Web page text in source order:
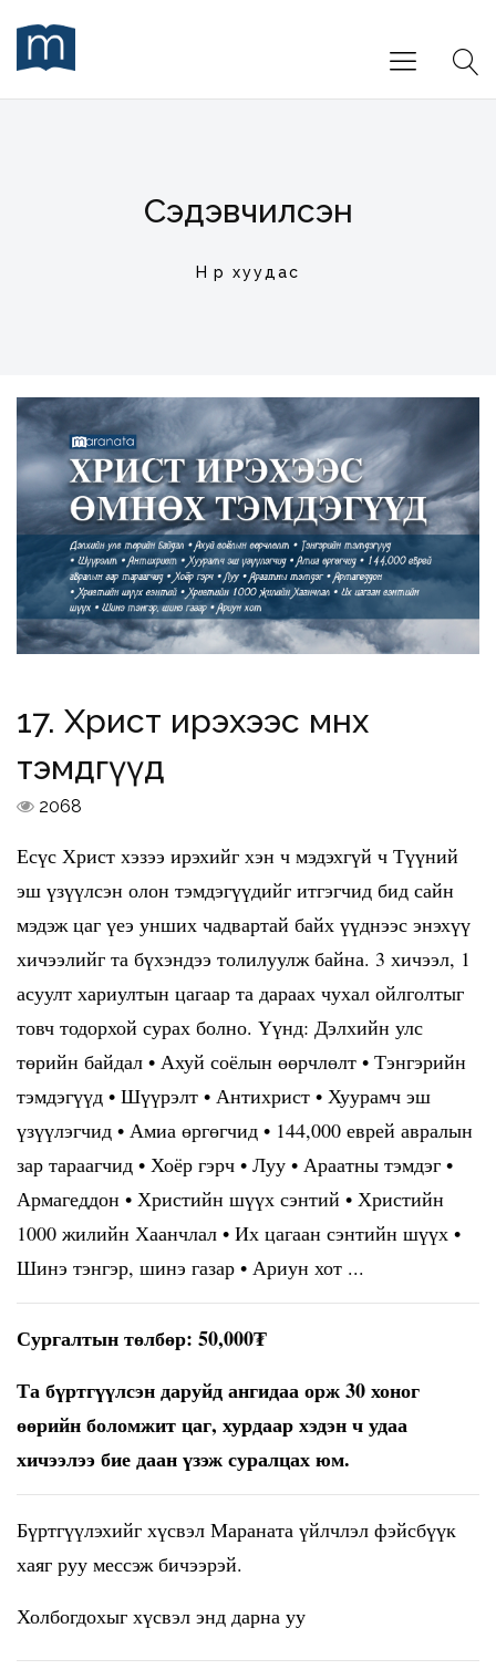
Сэдэвчилсэн
Нүүр хуудас
17. Христ ирэхээс өмнөх
тэмдгүүд
2068
Есүс Христ хэзээ ирэхийг хэн ч мэдэхгүй ч Түүний
эш үзүүлсэн олон тэмдэгүүдийг итгэгчид бид сайн
мэдэж цаг үеэ унших чадвартай байх үүднээс энэхүү
хичээлийг та бүхэндээ толилуулж байна. 3 хичээл, 1
асуулт хариултын цагаар та дараах чухал ойлголтыг
товч тодорхой сурах болно. Үүнд: Дэлхийн улс
төрийн байдал • Ахуй соёлын өөрчлөлт • Тэнгэрийн
тэмдэгүүд • Шүүрэлт • Антихрист • Хуурамч эш
үзүүлэгчид • Амиа өргөгчид • 144,000 еврей авралын
зар тараагчид • Хоёр гэрч • Луу • Араатны тэмдэг •
Армагеддон • Христийн шүүх сэнтий • Христийн
1000 жилийн Хаанчлал • Их цагаан сэнтийн шүүх •
Шинэ тэнгэр, шинэ газар • Ариун хот ...
Сургалтын төлбөр: 50,000₮
Та бүртгүүлсэн даруйд ангидаа орж 30 хоног
өөрийн боломжит цаг, хурдаар хэдэн ч удаа
хичээлээ бие даан үзэж суралцах юм.
Бүртгүүлэхийг хүсвэл Мараната үйлчлэл фэйсбүүк
хаяг руу мессэж бичээрэй.
Холбогдохыг хүсвэл энд дарна уу